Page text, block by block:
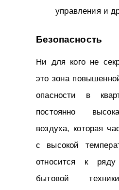
управления и
Безопасность
Ни для кого не
это зона
опасности в
постоянно
воздуха, которая
с высокой
относится к ряду
бытовой